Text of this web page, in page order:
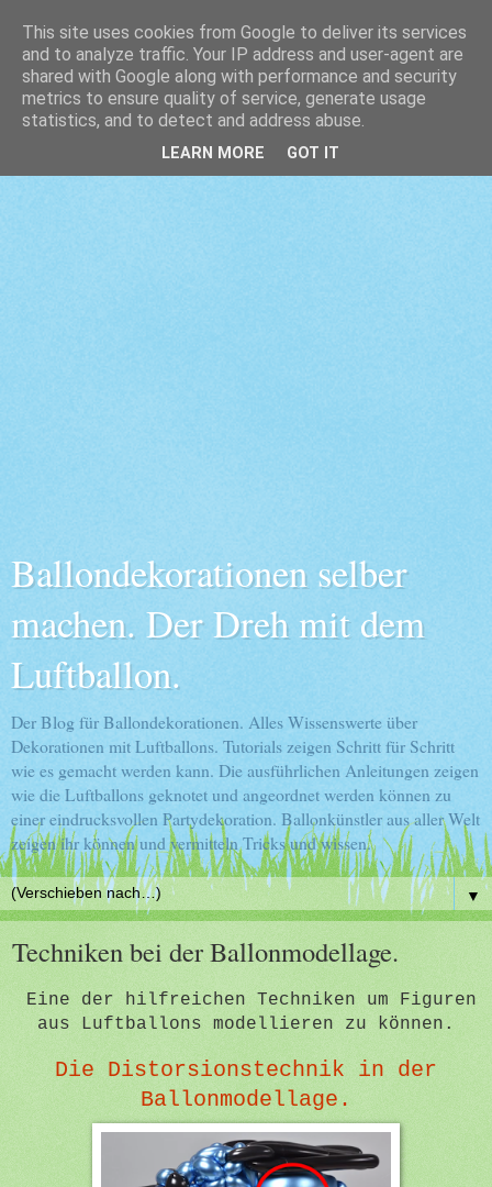
Ballondekorationen selber
machen. Der Dreh mit dem
Luftballon.
Der Blog für Ballondekorationen. Alles Wissenswerte über
Dekorationen mit Luftballons. Tutorials zeigen Schritt für Schritt
wie es gemacht werden kann. Die ausführlichen Anleitungen zeigen
wie die Luftballons geknotet und angeordnet werden können zu
einer eindrucksvollen Partydekoration. Ballonkünstler aus aller Welt
zeigen ihr können und vermitteln Tricks und wissen.
▼
Techniken bei der Ballonmodellage.
Eine der hilfreichen Techniken um Figuren
aus Luftballons modellieren zu können.
Die Distorsionstechnik in der
Ballonmodellage.
This site uses cookies from Google to deliver its services
and to analyze traffic. Your IP address and user-agent are
shared with Google along with performance and security
metrics to ensure quality of service, generate usage
statistics, and to detect and address abuse.
LEARN MORE GOT IT